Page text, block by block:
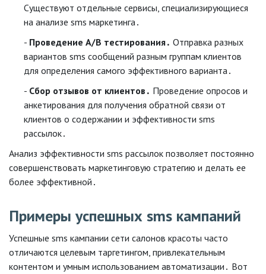
Существуют отдельные сервисы, специализирующиеся
на анализе sms маркетинга․
Проведение A/B тестирования․ Отправка разных
вариантов sms сообщений разным группам клиентов
для определения самого эффективного варианта․
Сбор отзывов от клиентов․ Проведение опросов и
анкетирования для получения обратной связи от
клиентов о содержании и эффективности sms
рассылок․
Анализ эффективности sms рассылок позволяет постоянно
совершенствовать маркетинговую стратегию и делать ее
более эффективной․
Примеры успешных sms кампаний
Успешные sms кампании сети салонов красоты часто
отличаются целевым таргетингом, привлекательным
контентом и умным использованием автоматизации․ Вот